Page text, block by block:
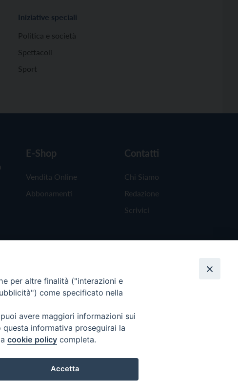
Iniziative speciali
Politica e società
Spettacoli
Sport
E-Shop
Vendita Online
Abbonamenti
Contatti
Chi Siamo
Redazione
Scrivici
per altre finalità ("interazioni e
come specificato nella
avere maggiori informazioni sui
informativa proseguirai la
cookie policy completa.
Accetta